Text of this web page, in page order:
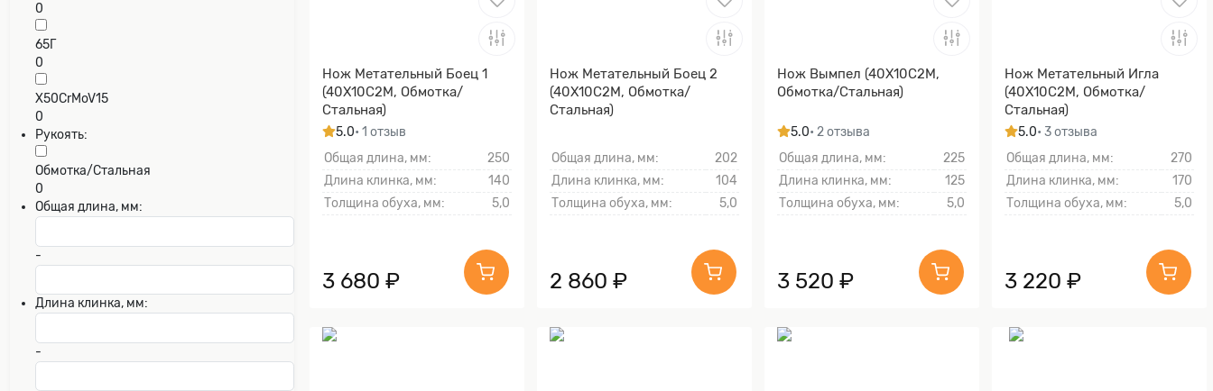
0
65Г
0
X50CrMoV15
0
Рукоять:
Обмотка/Стальная
0
Общая длина, мм:
-
Длина клинка, мм:
-
Нож Метательный Боец 1
(40Х10С2М, Обмотка/
Стальная)
5.0• 1 отзыв
Общая длина, мм:
250
Длина клинка, мм:
140
Толщина обуха, мм:
5,0
3 680 ₽
Нож Метательный Боец 2
(40Х10С2М, Обмотка/
Стальная)
Общая длина, мм:
202
Длина клинка, мм:
104
Толщина обуха, мм:
5,0
2 860 ₽
Нож Вымпел (40Х10С2М,
Обмотка/Стальная)
5.0• 2 отзыва
Общая длина, мм:
225
Длина клинка, мм:
125
Толщина обуха, мм:
5,0
3 520 ₽
Нож Метательный Игла
(40Х10С2М, Обмотка/
Стальная)
5.0• 3 отзыва
Общая длина, мм:
270
Длина клинка, мм:
170
Толщина обуха, мм:
5,0
3 220 ₽